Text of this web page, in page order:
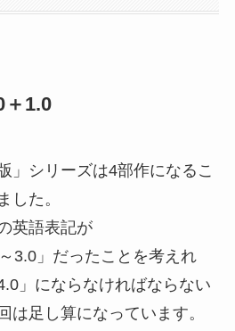
＋1.0
」シリーズは4部作になるこ
した。
英語表記が
3.0」だったことを考えれ
」にならなければならない
は足し算になっています。